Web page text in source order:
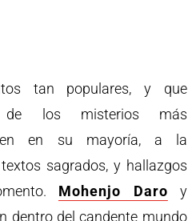
tan populares, y que
de los misterios más
en su mayoría, a la
sagrados, y hallazgos
Mohenjo Daro y
dentro del candente mundo